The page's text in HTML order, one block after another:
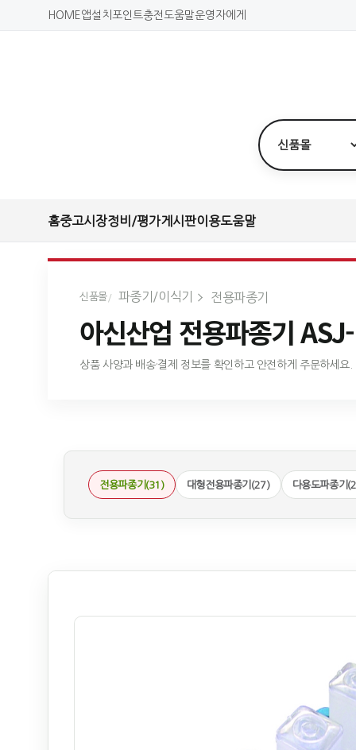
HOME 앱설치 포인트충전도움말운영자에게
홈중고시장정비/평가게시판이용도움말
신품몰 파종기/이식기 전용파종기
아신산업 전용파종기
상품 사양과 배송·결제 정보를 확인하고 안전하게 주문하세요.
전용파종기(31) 대형전용파종기(27) 다용도파종기